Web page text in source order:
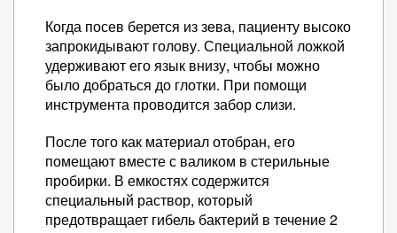
Когда посев берется из зева, пациенту высоко
запрокидывают голову. Специальной ложкой
удерживают его язык внизу, чтобы можно
было добраться до глотки. При помощи
инструмента проводится забор слизи.
После того как материал отобран, его
помещают вместе с валиком в стерильные
пробирки. В емкостях содержится
специальный раствор, который
предотвращает гибель бактерий в течение 2